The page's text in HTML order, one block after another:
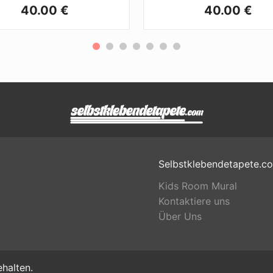
40.00 € 40.00 €
Kids Room Mural
Kontaktiere uns
Über Uns